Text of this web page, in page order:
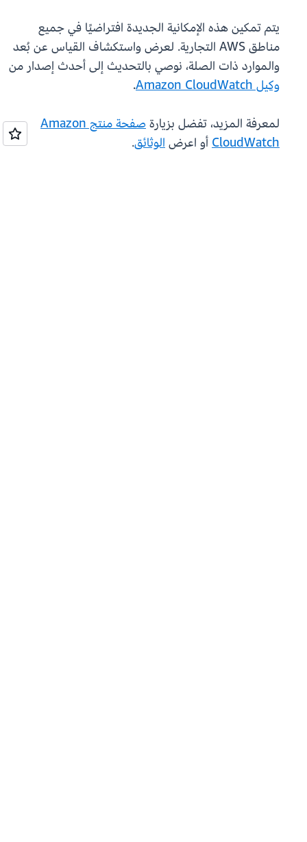
يتم تمكين هذه الإمكانية الجديدة افتراضيًا في جميع
مناطق AWS التجارية. لعرض واستكشاف القياس عن بُعد
والموارد ذات الصلة، نوصي بالتحديث إلى أحدث إصدار من
وكيل Amazon CloudWatch
.
لمعرفة المزيد، تفضل بزيارة
صفحة منتج Amazon
CloudWatchأو اعرضالوثائق.